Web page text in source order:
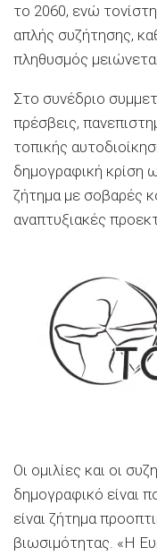
το 2060, ενώ
απλής συζήτησης,
πληθυσμός
Στο συνέδριο
πρέσβεις,
τοπικής
δημογραφική κρίση
ζήτημα με σοβαρές
αναπτυξιακές
Οι ομιλίες και οι
δημογραφικό είναι
είναι ζήτημα
βιωσιμότητας. «Η